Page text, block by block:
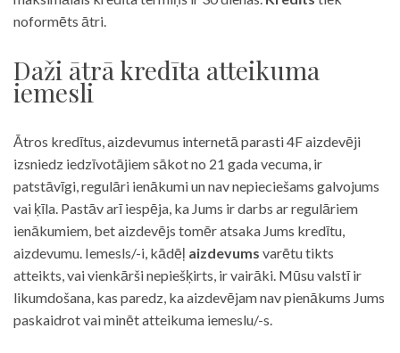
noformēts ātri.
Daži ātrā kredīta atteikuma
iemesli
Ātros kredītus, aizdevumus internetā parasti 4F aizdevēji
izsniedz iedzīvotājiem sākot no 21 gada vecuma, ir
patstāvīgi, regulāri ienākumi un nav nepieciešams galvojums
vai ķīla. Pastāv arī iespēja, ka Jums ir darbs ar regulāriem
ienākumiem, bet aizdevējs tomēr atsaka Jums kredītu,
aizdevumu. Iemesls/-i, kādēļ aizdevums varētu tikts
atteikts, vai vienkārši nepiešķirts, ir vairāki. Mūsu valstī ir
likumdošana, kas paredz, ka aizdevējam nav pienākums Jums
paskaidrot vai minēt atteikuma iemeslu/-s.